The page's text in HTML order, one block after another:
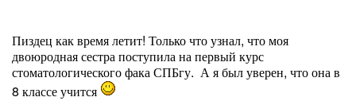
Пиздец как время летит! Только что узнал, что моя
двоюродная сестра поступила на первый курс
стоматологического фака СПБгу. А я был уверен, что она в
8 классе учится